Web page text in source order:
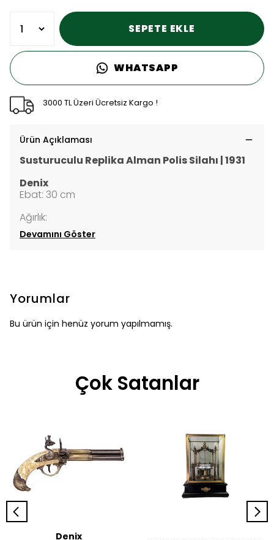
SEPETE EKLE
WHATSAPP
3000 TL Üzeri Ücretsiz Kargo !
Ürün Açıklaması
Susturuculu Replika Alman Polis Silahı | 1931
Denix
Ebat: 30 cm
Ağırlık:
Devamını Göster
Yorumlar
Bu ürün için henüz yorum yapılmamış.
Çok Satanlar
Denix